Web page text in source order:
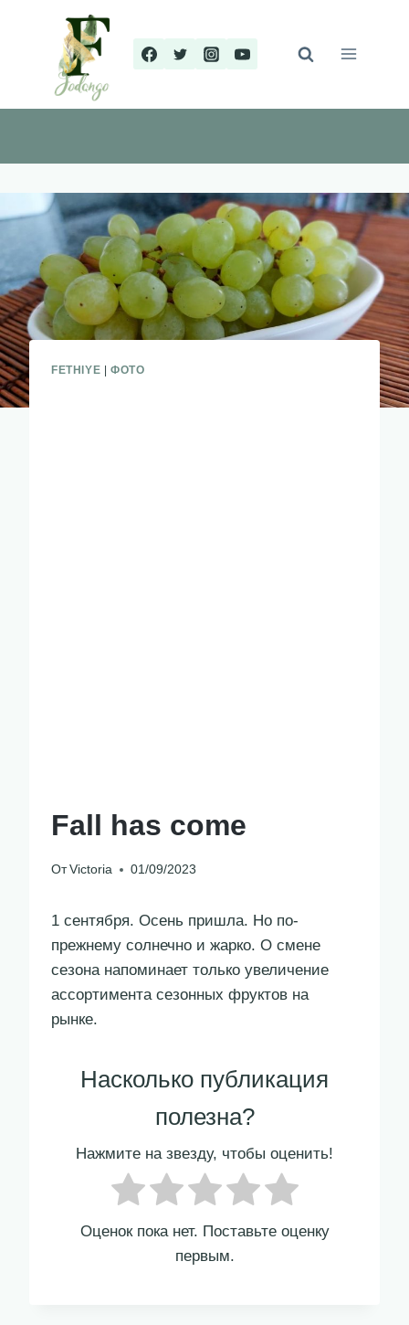
содержимому
FETHIYE ФОТО
Fall has come
От Victoria 01/09/2023
1 сентября. Осень пришла. Но по-
прежнему солнечно и жарко. О смене
сезона напоминает только увеличение
ассортимента сезонных фруктов на
рынке.
Насколько публикация
полезна?
Нажмите на звезду, чтобы оценить!
Оценок пока нет. Поставьте оценку
первым.